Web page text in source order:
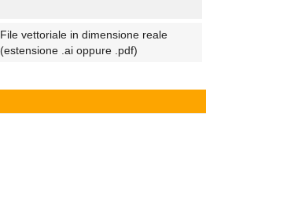
File vettoriale in dimensione reale
(estensione .ai oppure .pdf)